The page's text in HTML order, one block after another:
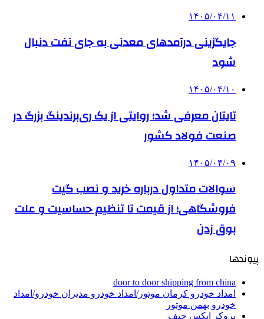
۱۴۰۵/۰۴/۱۱
جایگزینی درآمدهای معدنی به جای نفت دنبال
شود
۱۴۰۵/۰۴/۱۰
تایتان معرفی شد؛ روایتی از یک ری‌برندینگ بزرگ در
صنعت فولاد کشور
۱۴۰۵/۰۴/۰۹
سوالات متداول درباره خرید و نصب گیت
فروشگاهی؛ از قیمت تا تنظیم حساسیت و علت
بوق زدن
پیوندها
door to door shipping from china
امداد خودرو کرمان موتور/امداد خودرو مدیران خودرو/امداد
خودرو بهمن موتور
بروکر ایکس چیف